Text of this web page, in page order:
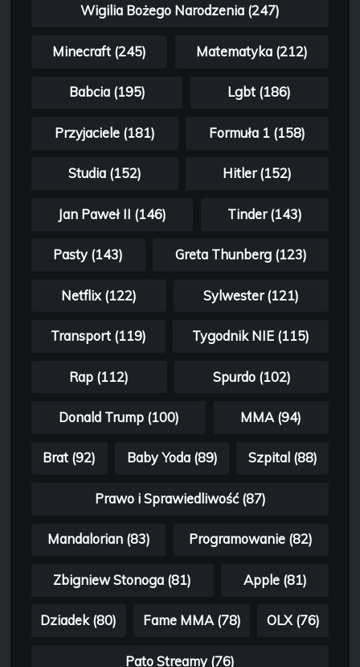
Wigilia Bożego Narodzenia (247)
Minecraft (245) Matematyka (212)
Babcia (195) Lgbt (186)
Przyjaciele (181) Formuła 1 (158)
Studia (152) Hitler (152)
Jan Paweł II (146) Tinder (143)
Pasty (143) Greta Thunberg (123)
Netflix (122) Sylwester (121)
Transport (119) Tygodnik NIE (115)
Rap (112) Spurdo (102)
Donald Trump (100) MMA (94)
Brat (92) Baby Yoda (89) Szpital (88)
Prawo i Sprawiedliwość (87)
Mandalorian (83) Programowanie (82)
Zbigniew Stonoga (81) Apple (81)
Dziadek (80) Fame MMA (78) OLX (76)
Pato Streamy (76)